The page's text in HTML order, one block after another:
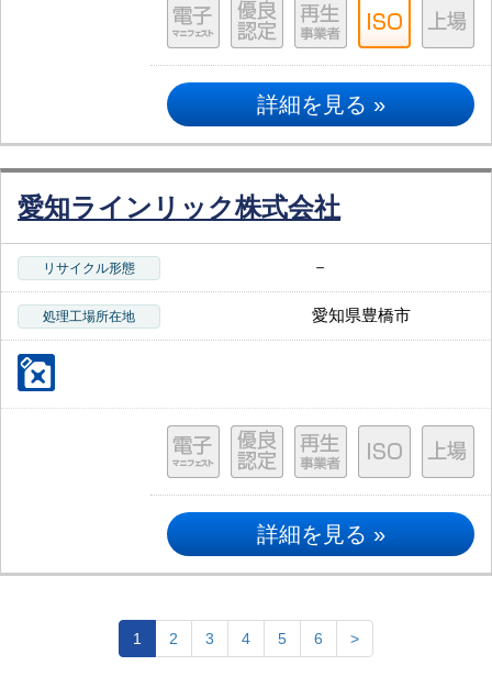
詳細を見る »
愛知ラインリック株式会社
リサイクル形態 －
処理工場所在地 愛知県豊橋市
詳細を見る »
1 2 3 4 5 6 >